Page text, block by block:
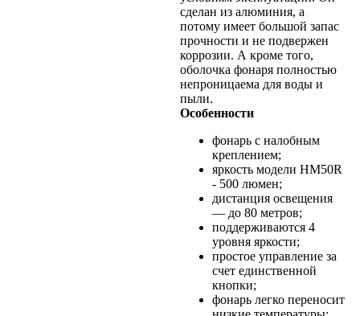
сделан из алюминия, а
потому имеет большой запас
прочности и не подвержен
коррозии. А кроме того,
оболочка фонаря полностью
непроницаема для воды и
пыли.
Особенности
фонарь с налобным
креплением;
яркость модели HM50R
- 500 люмен;
дистанция освещения
— до 80 метров;
поддерживаются 4
уровня яркости;
простое управление за
счет единственной
кнопки;
фонарь легко переносит